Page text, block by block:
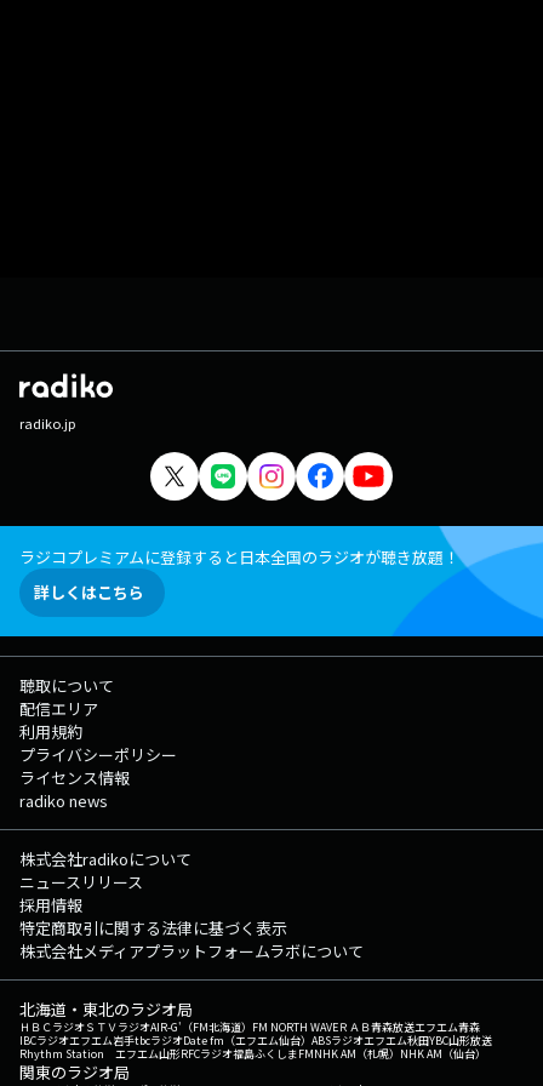
radiko.jp
ラジコプレミアムに登録すると日本全国のラジオが聴き放題！
詳しくはこちら
聴取について
配信エリア
利用規約
プライバシーポリシー
ライセンス情報
radiko news
株式会社radikoについて
ニュースリリース
採用情報
特定商取引に関する法律に基づく表示
株式会社メディアプラットフォームラボについて
北海道・東北のラジオ局
ＨＢＣラジオＳＴＶラジオAIR-G'（FM北海道） FM NORTH WAVEＲＡＢ青森放送エフエム青森
IBCラジオエフエム岩手tbcラジオDate fm（エフエム仙台） ABSラジオエフエム秋田YBC山形放送
Rhythm Station エフエム山形RFCラジオ福島ふくしまFMNHK AM（札幌） NHK AM（仙台）
関東のラジオ局